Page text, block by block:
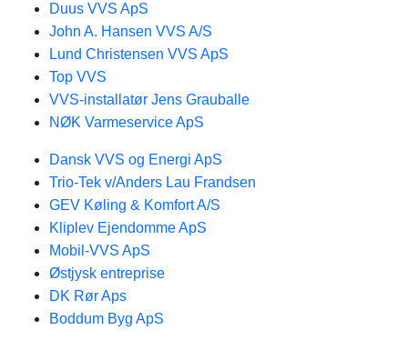
Duus VVS ApS
John A. Hansen VVS A/S
Lund Christensen VVS ApS
Top VVS
VVS-installatør Jens Grauballe
NØK Varmeservice ApS
Dansk VVS og Energi ApS
Trio-Tek v/Anders Lau Frandsen
GEV Køling & Komfort A/S
Kliplev Ejendomme ApS
Mobil-VVS ApS
Østjysk entreprise
DK Rør Aps
Boddum Byg ApS